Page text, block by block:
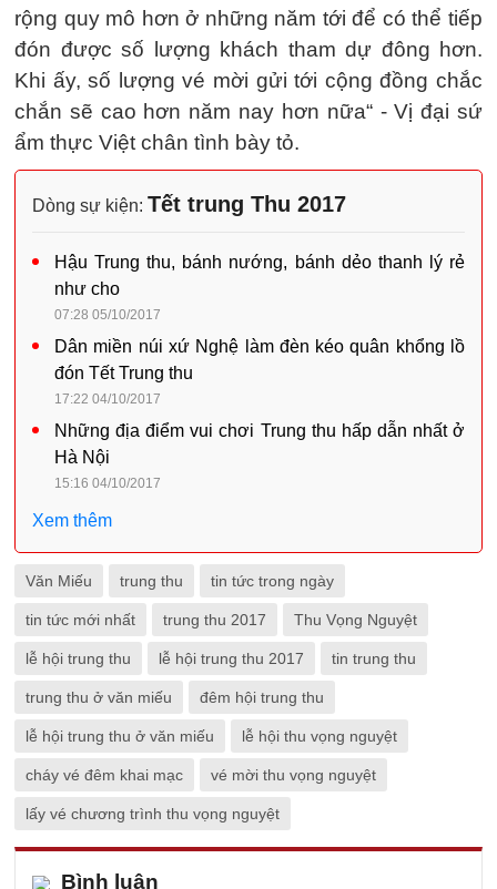
rộng quy mô hơn ở những năm tới để có thể tiếp
đón được số lượng khách tham dự đông hơn.
Khi ấy, số lượng vé mời gửi tới cộng đồng chắc
chắn sẽ cao hơn năm nay hơn nữa“ - Vị đại sứ
ẩm thực Việt chân tình bày tỏ.
Dòng sự kiện: Tết trung Thu 2017
Hậu Trung thu, bánh nướng, bánh dẻo thanh lý rẻ
như cho
07:28 05/10/2017
Dân miền núi xứ Nghệ làm đèn kéo quân khổng lồ
đón Tết Trung thu
17:22 04/10/2017
Những địa điểm vui chơi Trung thu hấp dẫn nhất ở
Hà Nội
15:16 04/10/2017
Xem thêm
Văn Miếu trung thu tin tức trong ngày
tin tức mới nhất trung thu 2017 Thu Vọng Nguyệt
lễ hội trung thu lễ hội trung thu 2017 tin trung thu
trung thu ở văn miếu đêm hội trung thu
lễ hội trung thu ở văn miếu lễ hội thu vọng nguyệt
cháy vé đêm khai mạc vé mời thu vọng nguyệt
lấy vé chương trình thu vọng nguyệt
Bình luận